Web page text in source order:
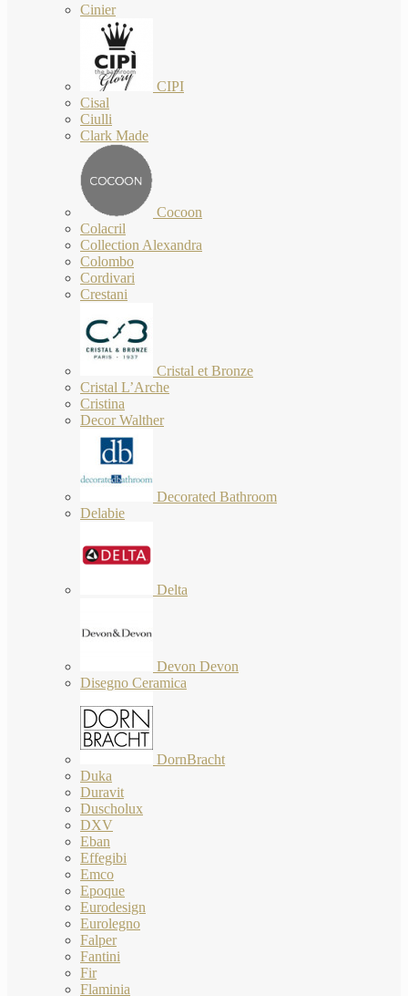
Cinier
CIPI
Cisal
Ciulli
Clark Made
Cocoon
Colacril
Collection Alexandra
Colombo
Cordivari
Crestani
Cristal et Bronze
Cristal L’Arche
Cristina
Decor Walther
Decorated Bathroom
Delabie
Delta
Devon Devon
Disegno Ceramica
DornBracht
Duka
Duravit
Duscholux
DXV
Eban
Effegibi
Emco
Epoque
Eurodesign
Eurolegno
Falper
Fantini
Fir
Flaminia